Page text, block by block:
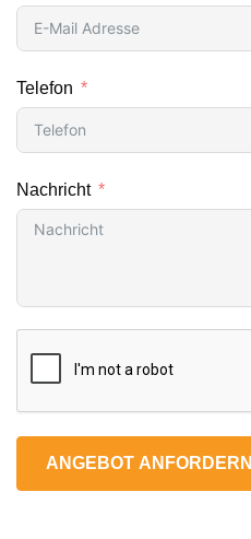
Telefon
Nachricht
ANGEBOT ANFORDERN